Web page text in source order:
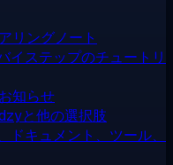
リングノート
イステップのチュートリ
知らせ
と他の選択肢
ドキュメント、ツール、